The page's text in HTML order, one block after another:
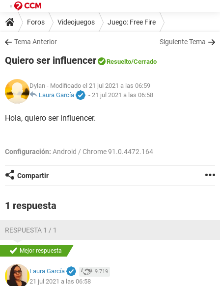
Foros Videojuegos Juego: Free Fire
Tema Anterior Siguiente Tema
Quiero ser influencer Resuelto/Cerrado
Dylan - Modificado el 21 jul 2021 a las 06:59
Laura García
- 21 jul 2021 a las 06:58
Hola, quiero ser influencer.
Configuración: Android / Chrome 91.0.4472.164
Compartir
1 respuesta
RESPUESTA 1 / 1
Mejor respuesta
Laura García 9.719
21 jul 2021 a las 06:58